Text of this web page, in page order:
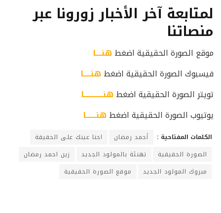
لمتابعة آخر الأخبار زورونا عبر
منصاتنا
موقع الصورة الحقيقية اضغط هنــــا
فيسبوك الصورة الحقيقية اضغط هنـــــا
تويتر الصورة الحقيقية اضغط هنـــــــــــــا
يوتيوب الصورة الحقيقية اضغط هنـــــــا
الكلمات المفتاحية : أحمد رمضان
احنا عينك على الحقيقة
الصورة الحقيقية
تهنئة بالمولود الجديد
زين احمد رمضان
مبروك المولود الجديد
موقع الصورة الحقيقية